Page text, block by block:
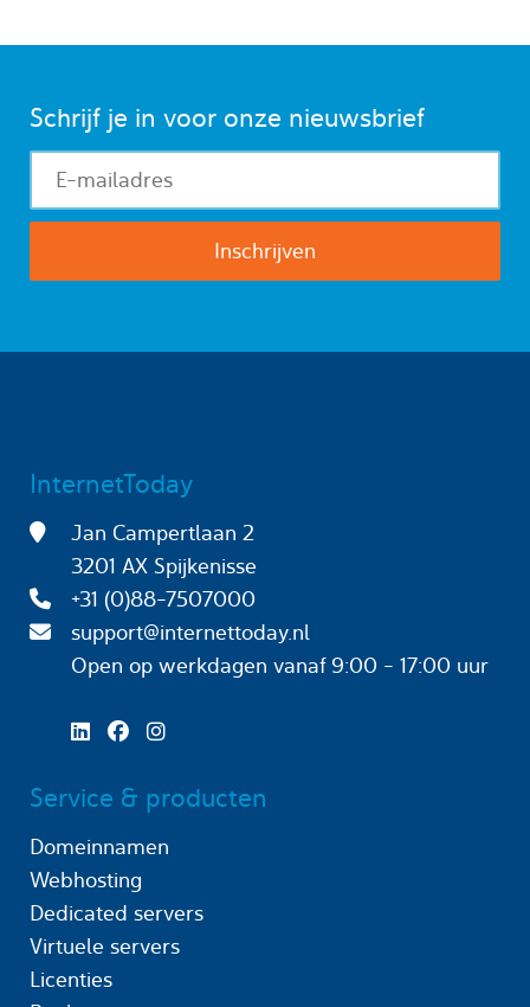
Schrijf je in voor onze nieuwsbrief
InternetToday
Jan Campertlaan 2
3201 AX Spijkenisse
+31 (0)88-7507000
support@internettoday.nl
Open op werkdagen
vanaf 9:00 - 17:00 uur
Service & producten
Domeinnamen
Webhosting
Dedicated servers
Virtuele servers
Licenties